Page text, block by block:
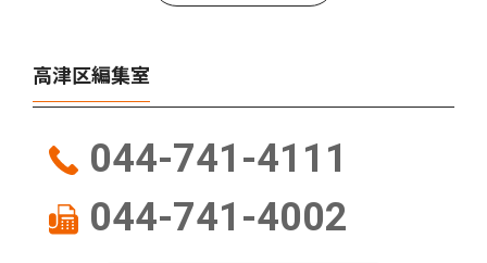
高津区編集室
044-741-4111
044-741-4002